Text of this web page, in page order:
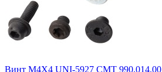
Винт M4X4 UNI-5927 CMT 990.014.00